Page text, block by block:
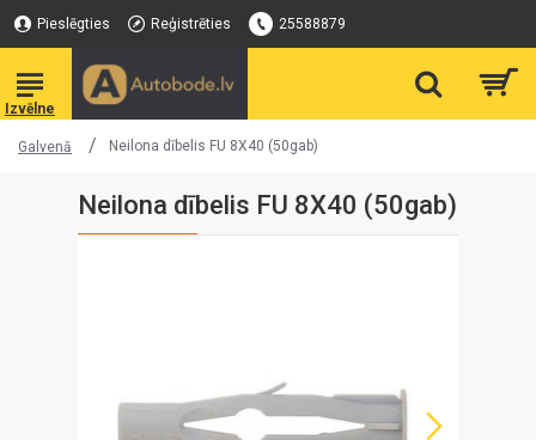
Pieslēgties Reģistrēties 25588879
Galvenā Neilona dībelis FU 8X40 (50gab)
Neilona dībelis FU 8X40 (50gab)